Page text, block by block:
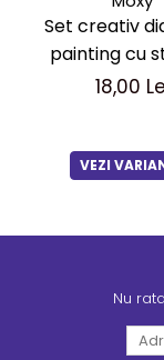
Set creativ
painting cu
mari,
18,00
VEZI
Nu